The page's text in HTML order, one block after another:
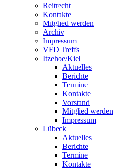
Reitrecht
Kontakte
Mitglied werden
Archiv
Impressum
VFD Treffs
Itzehoe/Kiel
Aktuelles
Berichte
Termine
Kontakte
Vorstand
Mitglied werden
Impressum
Lübeck
Aktuelles
Berichte
Termine
Kontakte